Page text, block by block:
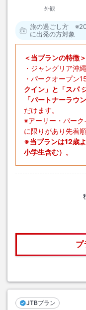
外観
旅の過ごし方
に出発の方対象
＜当プランの特徴＞
・ジャングリア沖
・パークオープン
クイン」と「スパ
「パートナーラウン
だけます。
※アーリー・パー
に限りがあり先着
※当プランは12歳
小学生含む）。
プ
JTBプラン